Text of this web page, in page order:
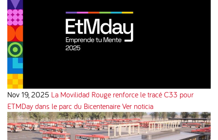
Nov 19, 2025 La Movilidad Rouge renforce le tracé C33 pour
ETMDay dans le parc du Bicentenaire Ver noticia